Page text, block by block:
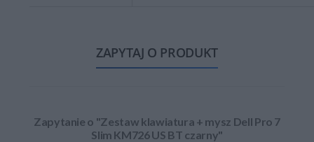
ZAPYTAJ O PRODUKT
Zapytanie o "Zestaw klawiatura + mysz Dell Pro 7
Slim KM726 US BT czarny"